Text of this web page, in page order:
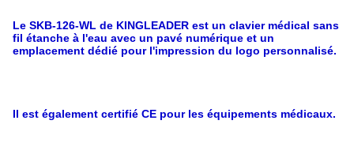
Le SKB-126-WL de KINGLEADER est un clavier médical sans
fil étanche à l'eau avec un pavé numérique et un
emplacement dédié pour l'impression du logo personnalisé.
Il est également certifié CE pour les équipements médicaux.